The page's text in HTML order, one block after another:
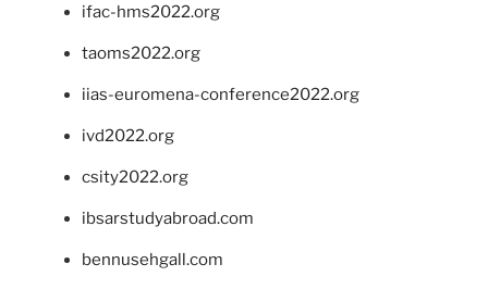
ifac-hms2022.org
taoms2022.org
iias-euromena-conference2022.org
ivd2022.org
csity2022.org
ibsarstudyabroad.com
bennusehgall.com